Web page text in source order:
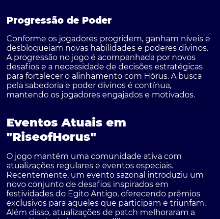
Progressão de Poder
Conforme os jogadores progridem, ganham níveis e
desbloqueiam novas habilidades e poderes divinos.
A progressão no jogo é acompanhada por novos
desafios e a necessidade de decisões estratégicas
para fortalecer o alinhamento com Hórus. A busca
pela sabedoria e poder divinos é contínua,
mantendo os jogadores engajados e motivados.
Eventos Atuais em
"RiseofHorus"
O jogo mantém uma comunidade ativa com
atualizações regulares e eventos especiais.
Recentemente, um evento sazonal introduziu um
novo conjunto de desafios inspirados em
festividades do Egito Antigo, oferecendo prêmios
exclusivos para aqueles que participam e triunfam.
Além disso, atualizações de patch melhoraram a